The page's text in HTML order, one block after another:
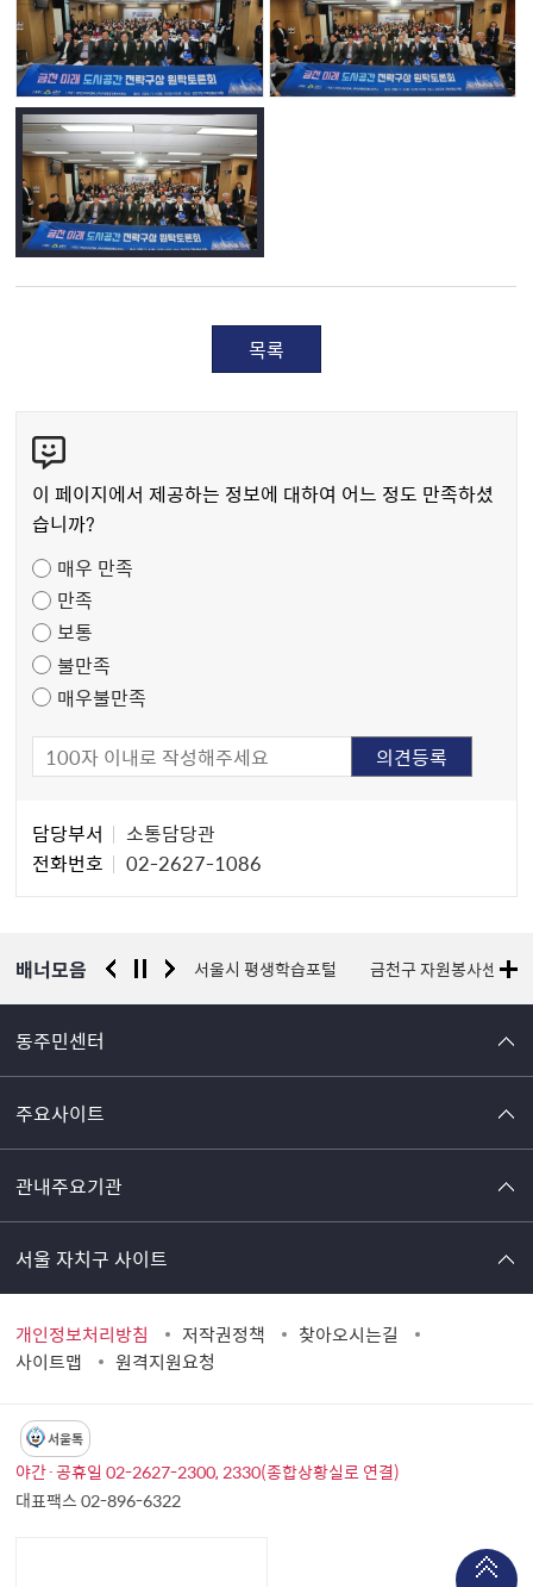
목록
텐
츠
만
도
조
사
이 페이지에서 제공하는 정보에 대하여 어느 정도 만족하셨
습니까?
매우 만족
만족
보통
불만족
매우불만족
자
담당부서
소통담당관
전화번호
02-2627-1086
배너모음
경찰청 유실물 통합포털 서울시 평생학습포털 금천구 자원봉사센터
동주민센터
주요사이트
관내주요기관
서울 자치구 사이트
개인정보처리방침 저작권정책
찾아오시는길
사이트맵
원격지원요청
서울톡
야간·공휴일 02-2627-2300, 2330(종합상황실로 연결)
대표팩스 02-896-6322